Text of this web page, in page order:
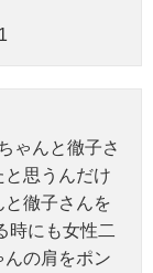
ゃんと徹子さ
思うんだけ
徹子さんを
時にも女性二
んの肩をポン